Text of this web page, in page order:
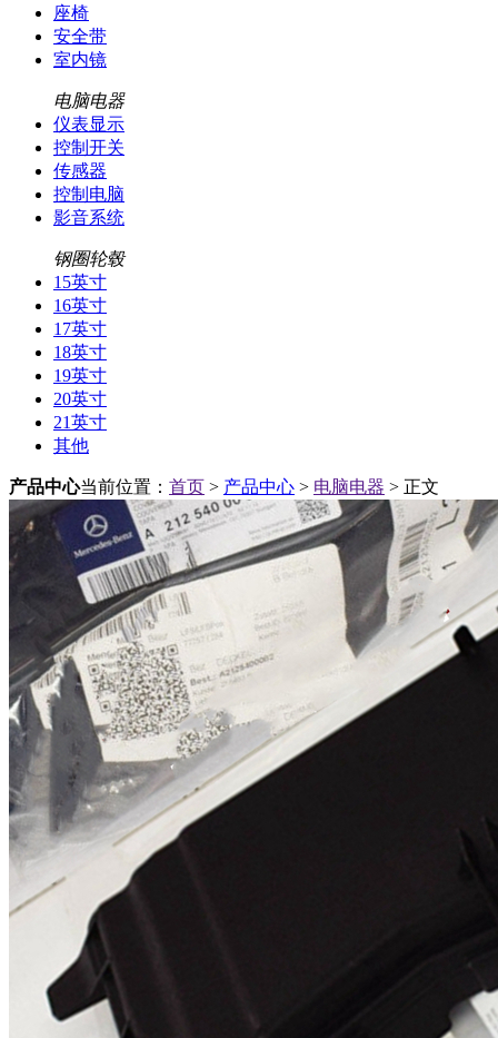
座椅
安全带
室内镜
电脑电器
仪表显示
控制开关
传感器
控制电脑
影音系统
钢圈轮毂
15英寸
16英寸
17英寸
18英寸
19英寸
20英寸
21英寸
其他
产品中心当前位置： 首页 > 产品中心 > 电脑电器 > 正文